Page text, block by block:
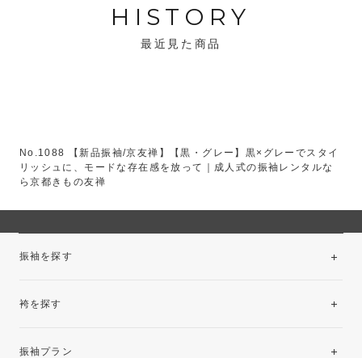
HISTORY
最近見た商品
No.1088 【新品振袖/京友禅】【黒・グレー】黒×グレーでスタイ
リッシュに、モードな存在感を放って｜成人式の振袖レンタルな
ら京都きもの友禅
振袖を探す
袴を探す
振袖プラン